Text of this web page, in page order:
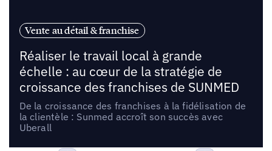
Vente au détail & franchise
Réaliser le travail local à grande
échelle : au cœur de la stratégie de
croissance des franchises de SUNMED
De la croissance des franchises à la fidélisation de
la clientèle : Sunmed accroît son succès avec
Uberall